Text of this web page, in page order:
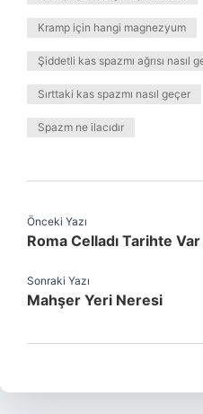
Kramp için hangi magnezyum
Şiddetli kas spazmı ağrısı nasıl
Sırttaki kas spazmı nasıl geçer
Spazm ne ilacıdır
Önceki Yazı
Roma Celladı Tarihte Var
Sonraki Yazı
Mahşer Yeri Neresi